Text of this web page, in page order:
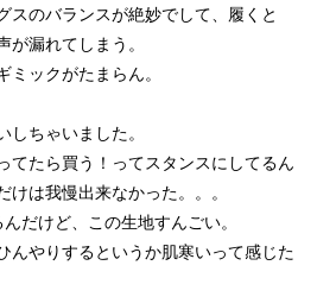
スのバランスが絶妙でして、履くと
漏れてしまう。
ックがたまらん。
ちゃいました。
てたら買う！ってスタンスにしてるん
は我慢出来なかった。。。
だけど、この生地すんごい。
んやりするというか肌寒いって感じた